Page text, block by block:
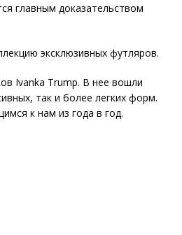
главным доказательством
эксклюзивных футляров.
Ivanka Trump. В нее вошли
так и более легких форм.
к нам из года в год.